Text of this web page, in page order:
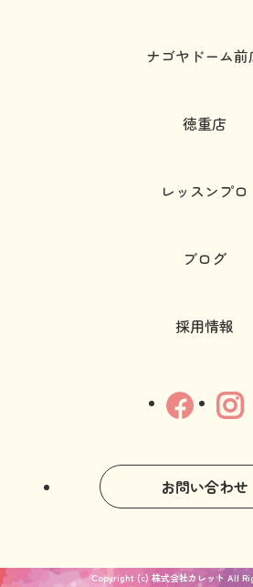
ナゴヤドーム前
徳重店
レッスンプロ
ブログ
採用情報
お問い合わせ
Copyright (c) 株式会社カレット All